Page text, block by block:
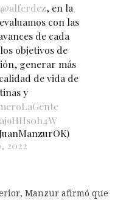
@alferdez, en la
con las
de cada
objetivos de
generar más
de vida de
y
2022
Manzur afirmó que